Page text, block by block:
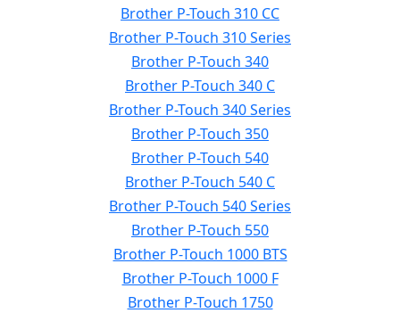
Brother P-Touch 310 CC
Brother P-Touch 310 Series
Brother P-Touch 340
Brother P-Touch 340 C
Brother P-Touch 340 Series
Brother P-Touch 350
Brother P-Touch 540
Brother P-Touch 540 C
Brother P-Touch 540 Series
Brother P-Touch 550
Brother P-Touch 1000 BTS
Brother P-Touch 1000 F
Brother P-Touch 1750